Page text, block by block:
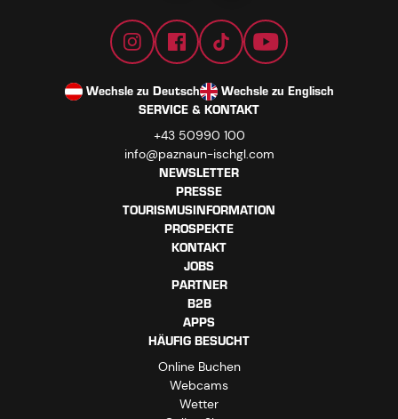
Wechsle zu Deutsch
Wechsle zu Englisch
SERVICE & KONTAKT
+43 50990 100
info@paznaun-ischgl.com
NEWSLETTER
PRESSE
TOURISMUSINFORMATION
PROSPEKTE
KONTAKT
JOBS
PARTNER
B2B
APPS
HÄUFIG BESUCHT
Online Buchen
Webcams
Wetter